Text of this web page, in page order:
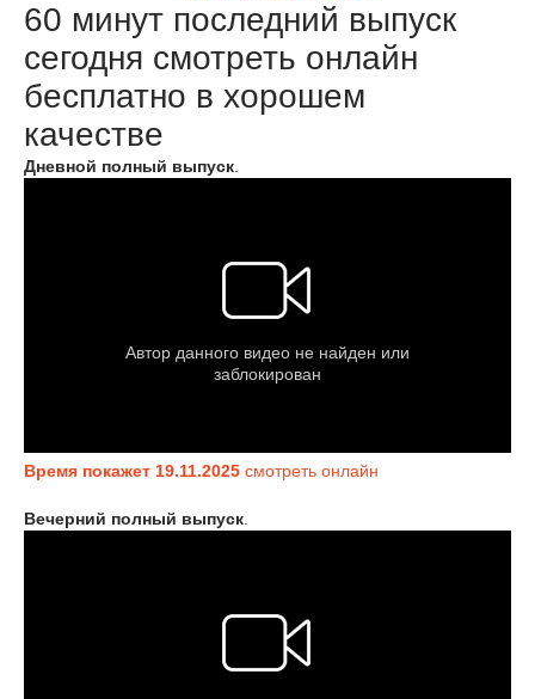
60 минут последний выпуск
сегодня смотреть онлайн
бесплатно в хорошем
качестве
Дневной полный выпуск.
Время покажет 19.11.2025 смотреть онлайн
Вечерний полный выпуск.